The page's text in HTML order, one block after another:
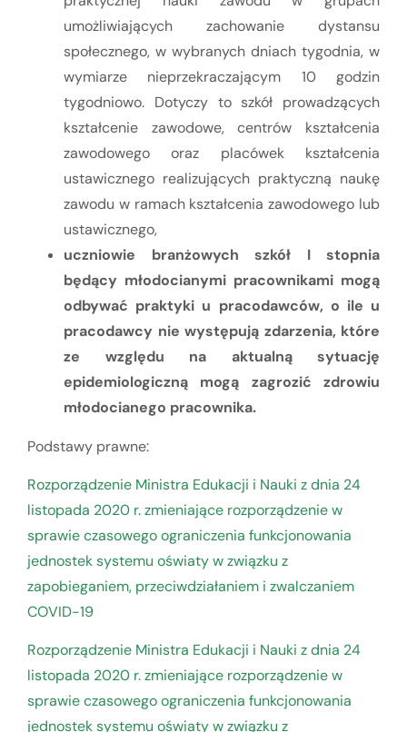
umożliwiających zachowanie dystansu
społecznego, w wybranych dniach tygodnia, w
wymiarze nieprzekraczającym 10 godzin
tygodniowo. Dotyczy to szkół prowadzących
kształcenie zawodowe, centrów kształcenia
zawodowego oraz placówek kształcenia
ustawicznego realizujących praktyczną naukę
zawodu w ramach kształcenia zawodowego lub
ustawicznego,
uczniowie branżowych szkół I stopnia
będący młodocianymi pracownikami mogą
odbywać praktyki u pracodawców, o ile u
pracodawcy nie występują zdarzenia, które
ze względu na aktualną sytuację
epidemiologiczną mogą zagrozić zdrowiu
młodocianego pracownika.
Podstawy prawne:
Rozporządzenie Ministra Edukacji i Nauki z dnia 24
listopada 2020 r. zmieniające rozporządzenie w
sprawie czasowego ograniczenia funkcjonowania
jednostek systemu oświaty w związku z
zapobieganiem, przeciwdziałaniem i zwalczaniem
COVID-19
Rozporządzenie Ministra Edukacji i Nauki z dnia 24
listopada 2020 r. zmieniające rozporządzenie w
sprawie czasowego ograniczenia funkcjonowania
jednostek systemu oświaty w związku z